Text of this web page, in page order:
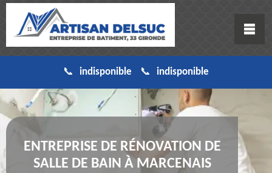
indisponible indisponible
ENTREPRISE DE RÉNOVATION DE
SALLE DE BAIN À MARCENAIS